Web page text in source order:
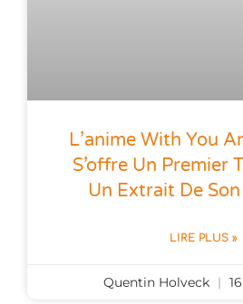
L’anime With You
S’offre Un Premier
Un Extrait De
LIRE PLUS »
Quentin Holveck